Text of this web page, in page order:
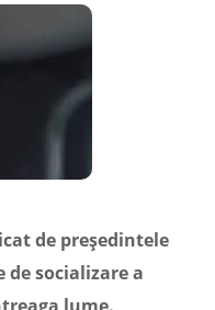
de președintele
de socializare a